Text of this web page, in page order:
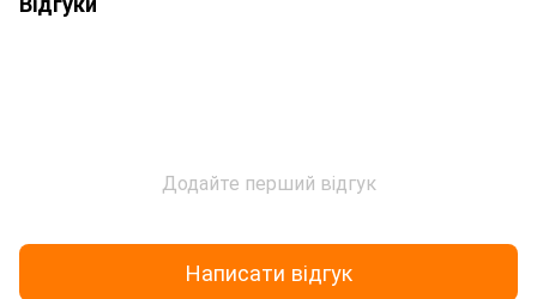
Додайте перший відгук
Написати відгук